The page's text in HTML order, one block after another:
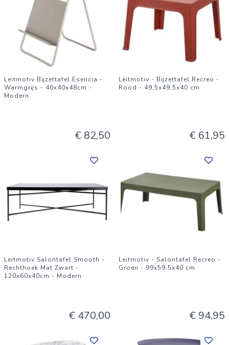
Leitmotiv Bijzettafel Esencia -
Warmgrijs - 40x40x48cm -
Modern
€ 82,50
Leitmotiv - Bijzettafel Recreo -
Rood - 49,5x49,5x40 cm
€ 61,95
Leitmotiv Salontafel Smooth -
Rechthoek Mat Zwart -
120x60x40cm - Modern
€ 470,00
Leitmotiv - Salontafel Recreo -
Groen - 99x59,5x40 cm
€ 94,95